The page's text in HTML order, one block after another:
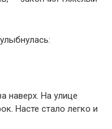
наверх. На улице
Насте стало легко и